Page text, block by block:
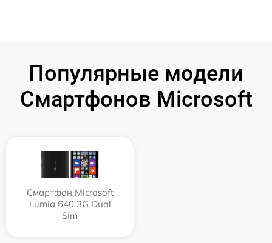
Популярные модели
Смартфонов Microsoft
Смартфон Microsoft
Lumia 640 3G Dual
Sim